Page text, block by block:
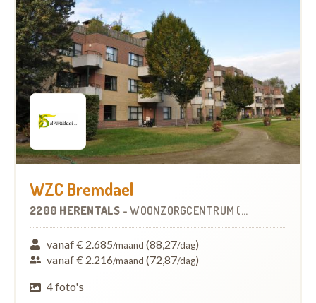
WZC Bremdael
2200 HERENTALS -WOONZORGCENTRUM (WZC)
vanaf € 2.685/maand (88,27/dag)
vanaf € 2.216/maand (72,87/dag)
4 foto's